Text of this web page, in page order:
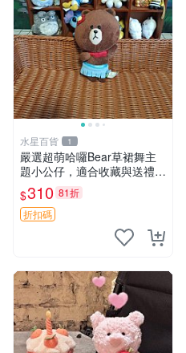
水星百貨 1
嚴選超萌哈囉Bear草裙舞主
題小公仔，適合收藏與送禮 1
00 克 哈囉Bear 草裙舞
$310 81折
折扣碼